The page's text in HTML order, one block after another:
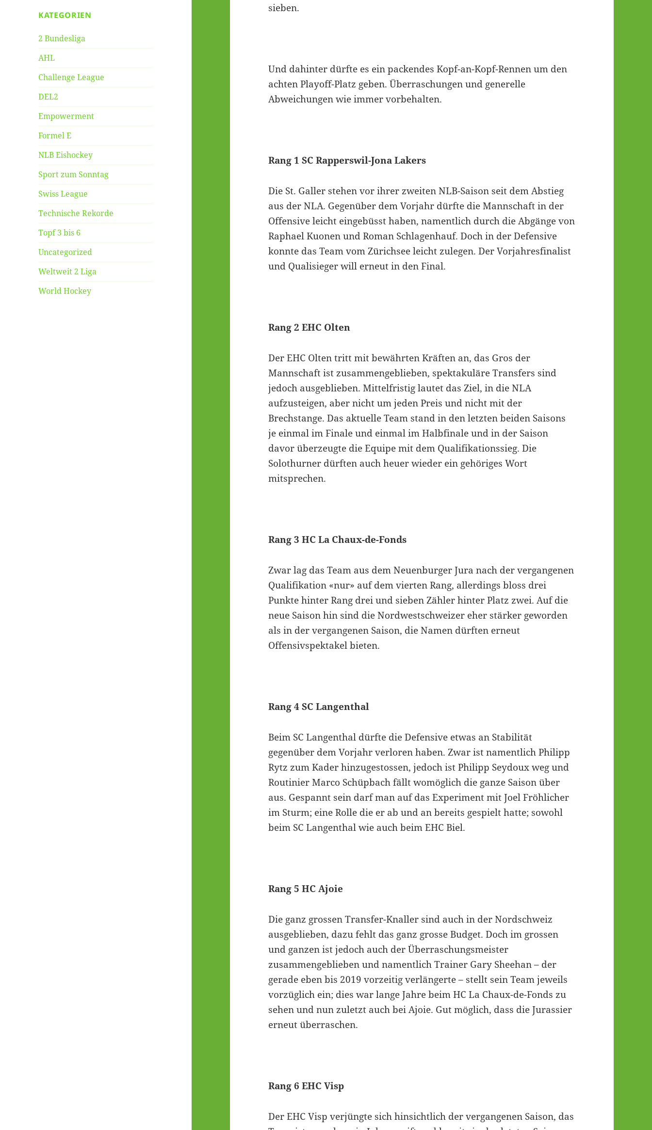
KATEGORIEN
2 Bundesliga
AHL
Challenge League
DEL2
Empowerment
Formel E
NLB Eishockey
Sport zum Sonntag
Swiss League
Technische Rekorde
Topf 3 bis 6
Uncategorized
Weltweit 2 Liga
World Hockey
sieben.
Und dahinter dürfte es ein packendes Kopf-an-Kopf-Rennen um den
achten Playoff-Platz geben. Überraschungen und generelle
Abweichungen wie immer vorbehalten.
Rang 1 SC Rapperswil-Jona Lakers
Die St. Galler stehen vor ihrer zweiten NLB-Saison seit dem Abstieg
aus der NLA. Gegenüber dem Vorjahr dürfte die Mannschaft in der
Offensive leicht eingebüsst haben, namentlich durch die Abgänge von
Raphael Kuonen und Roman Schlagenhauf. Doch in der Defensive
konnte das Team vom Zürichsee leicht zulegen. Der Vorjahresfinalist
und Qualisieger will erneut in den Final.
Rang 2 EHC Olten
Der EHC Olten tritt mit bewährten Kräften an, das Gros der
Mannschaft ist zusammengeblieben, spektakuläre Transfers sind
jedoch ausgeblieben. Mittelfristig lautet das Ziel, in die NLA
aufzusteigen, aber nicht um jeden Preis und nicht mit der
Brechstange. Das aktuelle Team stand in den letzten beiden Saisons
je einmal im Finale und einmal im Halbfinale und in der Saison
davor überzeugte die Equipe mit dem Qualifikationssieg. Die
Solothurner dürften auch heuer wieder ein gehöriges Wort
mitsprechen.
Rang 3 HC La Chaux-de-Fonds
Zwar lag das Team aus dem Neuenburger Jura nach der vergangenen
Qualifikation «nur» auf dem vierten Rang, allerdings bloss drei
Punkte hinter Rang drei und sieben Zähler hinter Platz zwei. Auf die
neue Saison hin sind die Nordwestschweizer eher stärker geworden
als in der vergangenen Saison, die Namen dürften erneut
Offensivspektakel bieten.
Rang 4 SC Langenthal
Beim SC Langenthal dürfte die Defensive etwas an Stabilität
gegenüber dem Vorjahr verloren haben. Zwar ist namentlich Philipp
Rytz zum Kader hinzugestossen, jedoch ist Philipp Seydoux weg und
Routinier Marco Schüpbach fällt womöglich die ganze Saison über
aus. Gespannt sein darf man auf das Experiment mit Joel Fröhlicher
im Sturm; eine Rolle die er ab und an bereits gespielt hatte; sowohl
beim SC Langenthal wie auch beim EHC Biel.
Rang 5 HC Ajoie
Die ganz grossen Transfer-Knaller sind auch in der Nordschweiz
ausgeblieben, dazu fehlt das ganz grosse Budget. Doch im grossen
und ganzen ist jedoch auch der Überraschungsmeister
zusammengeblieben und namentlich Trainer Gary Sheehan – der
gerade eben bis 2019 vorzeitig verlängerte – stellt sein Team jeweils
vorzüglich ein; dies war lange Jahre beim HC La Chaux-de-Fonds zu
sehen und nun zuletzt auch bei Ajoie. Gut möglich, dass die Jurassier
erneut überraschen.
Rang 6 EHC Visp
Der EHC Visp verjüngte sich hinsichtlich der vergangenen Saison, das